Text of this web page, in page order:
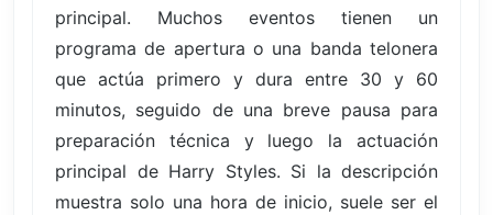
principal. Muchos eventos tienen un
programa de apertura o una banda telonera
que actúa primero y dura entre 30 y 60
minutos, seguido de una breve pausa para
preparación técnica y luego la actuación
principal de Harry Styles. Si la descripción
muestra solo una hora de inicio, suele ser el